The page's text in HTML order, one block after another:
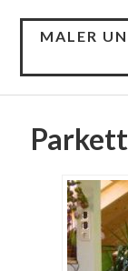
MALER